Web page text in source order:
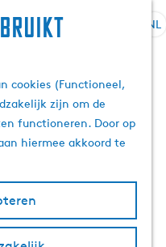
cookies (Functioneel,
zijn om de
functioneren. Door op
hiermee akkoord te
e
S
NL